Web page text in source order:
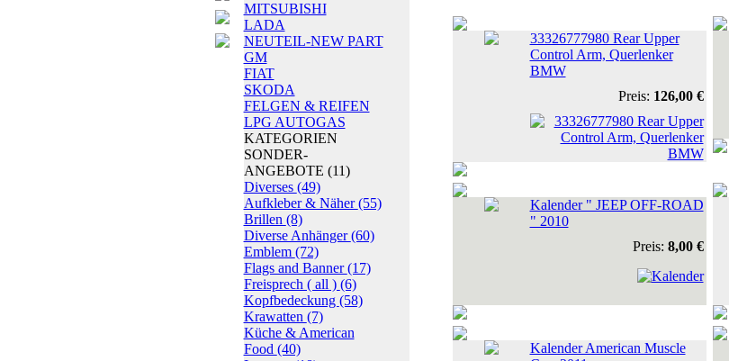
MITSUBISHI
LADA
NEUTEIL-NEW PART
GM
FIAT
SKODA
FELGEN & REIFEN
LPG AUTOGAS
KATEGORIEN
SONDER-
ANGEBOTE (11)
Diverses (49)
Aufkleber & Näher(55)
Brillen (8)
Diverse Anhänger(60)
Emblem (72)
Flags and Banner(17)
Freisprech ( all ) (6)
Kopfbedeckung (58)
Krawatten (7)
Küche & American
Food (40)
33326777980 Rear Upper
Control Arm, Querlenker
BMW
Preis: 126,00 €
Kalender " JEEP OFF-ROAD
" 2010
Preis: 8,00 €
Kalender American Muscle